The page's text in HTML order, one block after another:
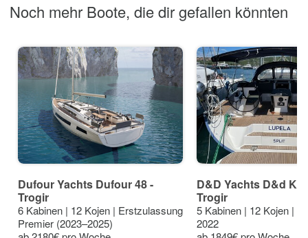
Noch mehr Boote, die dir gefallen könnten
Dufour Yachts Dufour 48 -
Trogir
6 Kabinen | 12 Kojen | Erstzulassung
Premier (2023–2025)
D&D Yachts D&d
Trogir
5 Kabinen | 12 Kojen |
2022